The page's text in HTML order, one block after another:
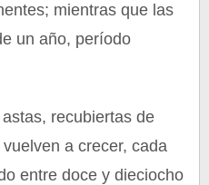
mientras que las
un año, período
recubiertas de
a crecer, cada
entre doce y dieciocho